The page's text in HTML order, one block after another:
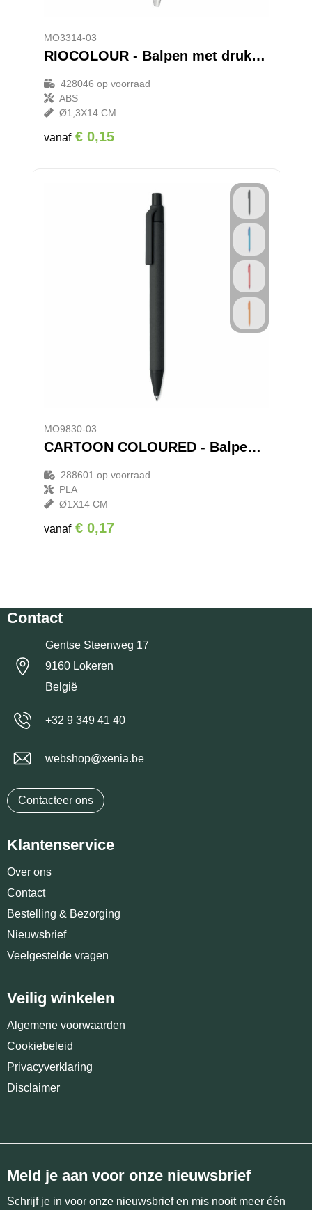
MO3314-03
RIOCOLOUR - Balpen met drukmechanisme
428046 op voorraad
ABS
Ø1,3X14 CM
vanaf € 0,15
MO9830-03
CARTOON COLOURED - Balpen van papier/maïs PLA
288601 op voorraad
PLA
Ø1X14 CM
vanaf € 0,17
Contact
Gentse Steenweg 17
9160 Lokeren
België
+32 9 349 41 40
webshop@xenia.be
Contacteer ons
Klantenservice
Over ons
Contact
Bestelling & Bezorging
Nieuwsbrief
Veelgestelde vragen
Veilig winkelen
Algemene voorwaarden
Cookiebeleid
Privacyverklaring
Disclaimer
Meld je aan voor onze nieuwsbrief
Schrijf je in voor onze nieuwsbrief en mis nooit meer één